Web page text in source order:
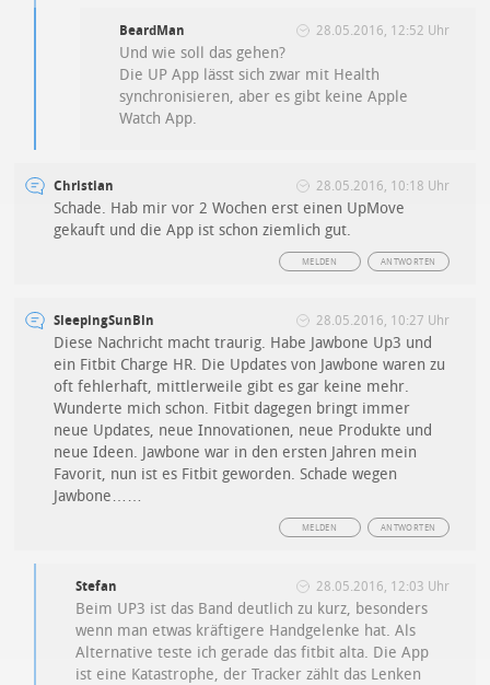
BeardMan 28.05.2016, 12:52 Uhr
Und wie soll das gehen?
Die UP App lässt sich zwar mit Health
synchronisieren, aber es gibt keine Apple
Watch App.
Christian 28.05.2016, 10:18 Uhr
Schade. Hab mir vor 2 Wochen erst einen UpMove
gekauft und die App ist schon ziemlich gut.
ANTWORTEN
MELDEN
SleepingSunBln 28.05.2016, 10:27 Uhr
Diese Nachricht macht traurig. Habe Jawbone Up3 und
ein Fitbit Charge HR. Die Updates von Jawbone waren zu
oft fehlerhaft, mittlerweile gibt es gar keine mehr.
Wunderte mich schon. Fitbit dagegen bringt immer
neue Updates, neue Innovationen, neue Produkte und
neue Ideen. Jawbone war in den ersten Jahren mein
Favorit, nun ist es Fitbit geworden. Schade wegen
Jawbone……
ANTWORTEN
MELDEN
Stefan 28.05.2016, 12:03 Uhr
Beim UP3 ist das Band deutlich zu kurz, besonders
wenn man etwas kräftigere Handgelenke hat. Als
Alternative teste ich gerade das fitbit alta. Die App
ist eine Katastrophe, der Tracker zählt das Lenken